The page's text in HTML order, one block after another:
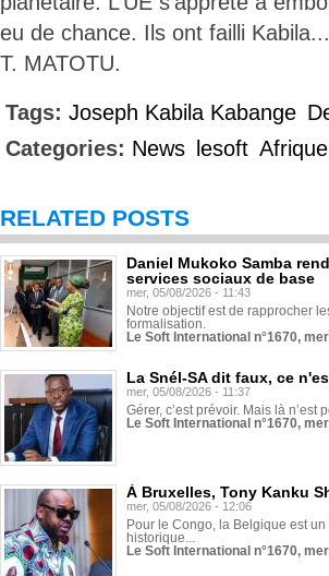
eu de chance. Ils ont failli Kabila...
T. MATOTU.
Tags: Joseph Kabila Kabange
Categories: News lesoft Afrique
RELATED POSTS
Daniel Mukoko Samba
services sociaux de base
mer, 05/08/2026 - 11:43
Notre objectif est de rapprocher
formalisation.
Le Soft International n°1670,
La Snél-SA dit faux, ce
mer, 05/08/2026 - 11:37
Gérer, c’est prévoir. Mais là
Le Soft International n°1670,
À Bruxelles, Tony Kanku
mer, 05/08/2026 - 12:06
Pour le Congo, la Belgique est
historique...
Le Soft International n°1670,